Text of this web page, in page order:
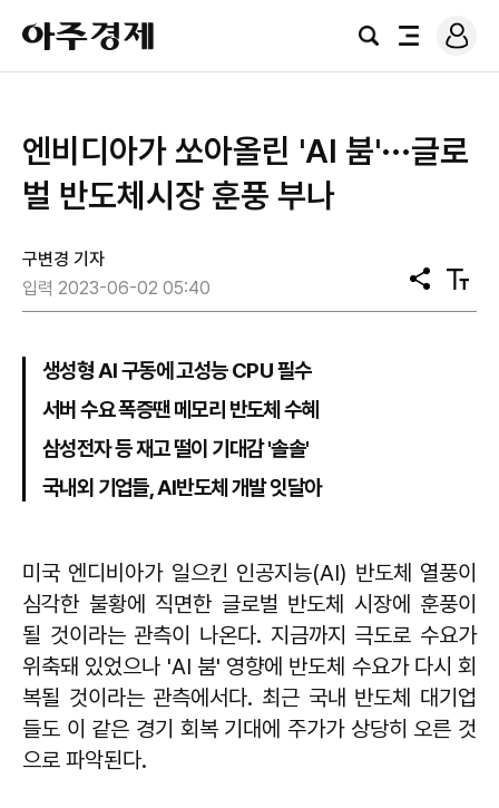
아
주
경
검
전
로
그
엔비디아가 쏘아올린 'AI 붐'···글로
벌 반도체시장 훈풍 부나
구변경 기자
입력 2023-06-02 05:40
공
유
텍
스
생성형 AI 구동에 고성능 CPU 필수
서버 수요 폭증땐 메모리 반도체 수혜
삼성전자 등 재고 떨이 기대감 '솔솔'
국내외 기업들, AI반도체 개발 잇달아
미국 엔디비아가 일으킨 인공지능(AI) 반도체 열풍이
심각한 불황에 직면한 글로벌 반도체 시장에 훈풍이
될 것이라는 관측이 나온다. 지금까지 극도로 수요가
위축돼 있었으나 'AI 붐' 영향에 반도체 수요가 다시 회
복될 것이라는 관측에서다. 최근 국내 반도체 대기업
들도 이 같은 경기 회복 기대에 주가가 상당히 오른 것
으로 파악된다.